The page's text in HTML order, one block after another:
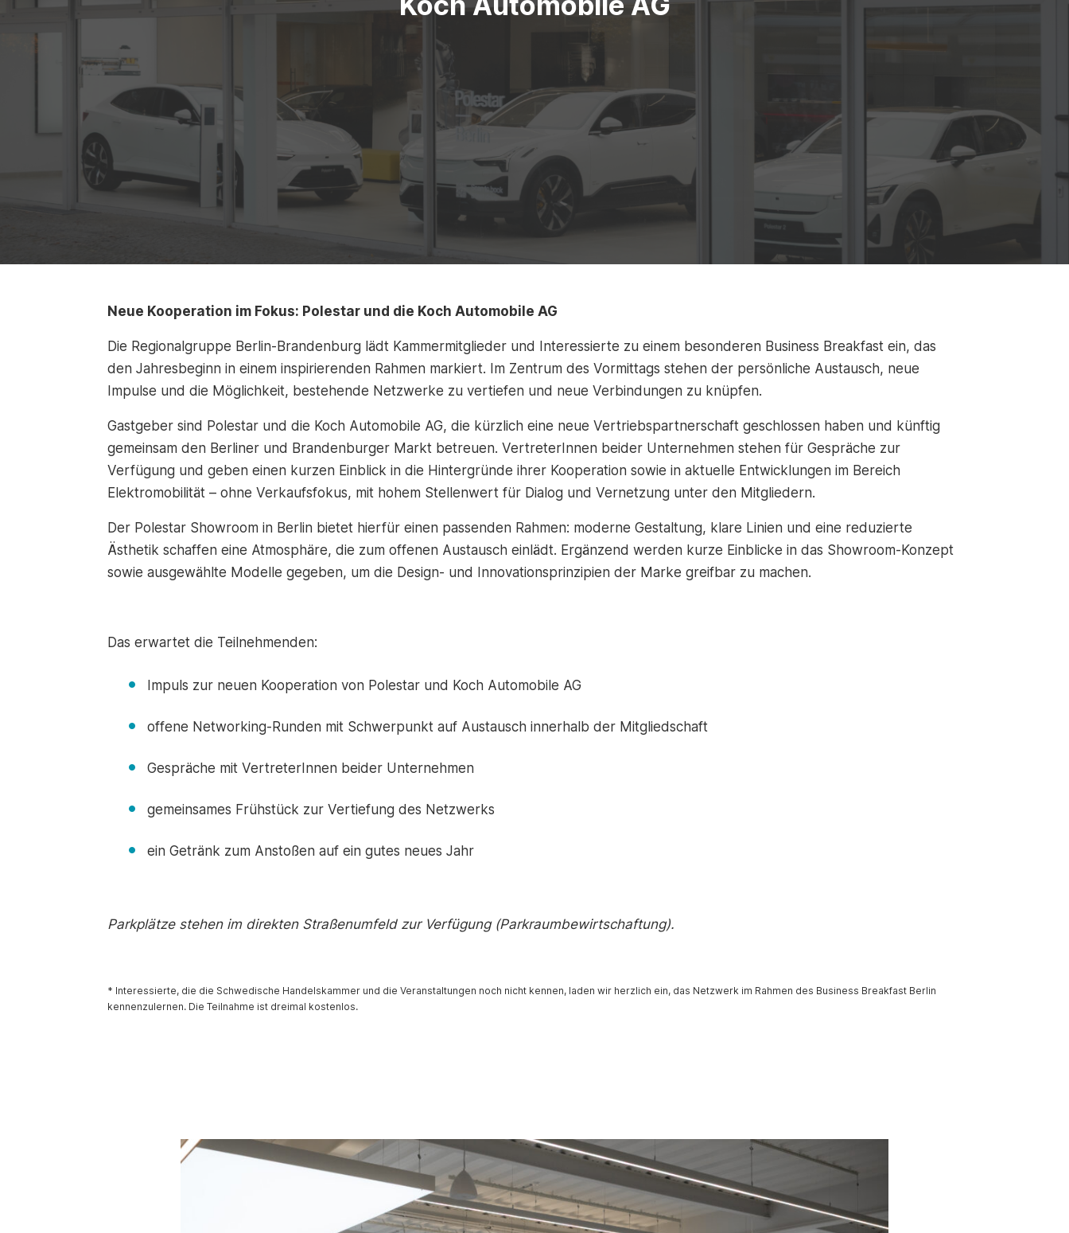
Neue Kooperation im Fokus: Polestar und die Koch Automobile AG
Die Regionalgruppe Berlin-Brandenburg lädt Kammermitglieder und Interessierte zu einem besonderen Business Breakfast ein, das
den Jahresbeginn in einem inspirierenden Rahmen markiert. Im Zentrum des Vormittags stehen der persönliche Austausch, neue
Impulse und die Möglichkeit, bestehende Netzwerke zu vertiefen und neue Verbindungen zu knüpfen.
Gastgeber sind Polestar und die Koch Automobile AG, die kürzlich eine neue Vertriebspartnerschaft geschlossen haben und künftig
gemeinsam den Berliner und Brandenburger Markt betreuen. VertreterInnen beider Unternehmen stehen für Gespräche zur
Verfügung und geben einen kurzen Einblick in die Hintergründe ihrer Kooperation sowie in aktuelle Entwicklungen im Bereich
Elektromobilität – ohne Verkaufsfokus, mit hohem Stellenwert für Dialog und Vernetzung unter den Mitgliedern.
Der Polestar Showroom in Berlin bietet hierfür einen passenden Rahmen: moderne Gestaltung, klare Linien und eine reduzierte
Ästhetik schaffen eine Atmosphäre, die zum offenen Austausch einlädt. Ergänzend werden kurze Einblicke in das Showroom-Konzept
sowie ausgewählte Modelle gegeben, um die Design- und Innovationsprinzipien der Marke greifbar zu machen.
Das erwartet die Teilnehmenden:
Impuls zur neuen Kooperation von Polestar und Koch Automobile AG
offene Networking-Runden mit Schwerpunkt auf Austausch innerhalb der Mitgliedschaft
Gespräche mit VertreterInnen beider Unternehmen
gemeinsames Frühstück zur Vertiefung des Netzwerks
ein Getränk zum Anstoßen auf ein gutes neues Jahr
Parkplätze stehen im direkten Straßenumfeld zur Verfügung (Parkraumbewirtschaftung).
* Interessierte, die die Schwedische Handelskammer und die Veranstaltungen noch nicht kennen, laden wir herzlich ein, das Netzwerk im Rahmen des Business Breakfast Berlin
kennenzulernen. Die Teilnahme ist dreimal kostenlos.